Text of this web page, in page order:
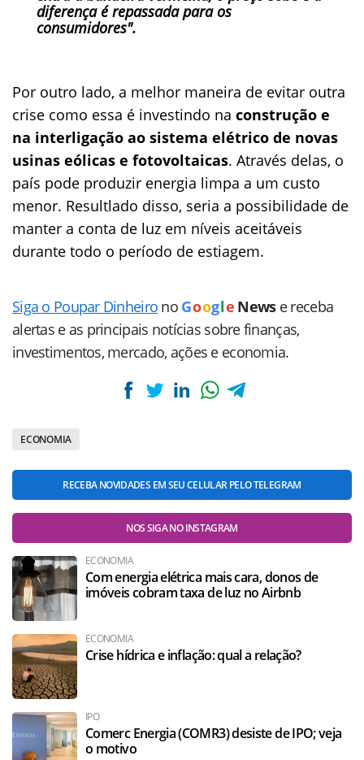
diferença é repassada para os
consumidores".
Por outro lado, a melhor maneira de evitar outra
crise como essa é investindo na construção e
na interligação ao sistema elétrico de novas
usinas eólicas e fotovoltaicas. Através delas, o
país pode produzir energia limpa a um custo
menor. Resultlado disso, seria a possibilidade de
manter a conta de luz em níveis aceitáveis
durante todo o período de estiagem.
Siga o Poupar Dinheiro no Goog le News e receba
alertas e as principais notícias sobre finanças,
investimentos, mercado, ações e economia.
ECONOMIA
RECEBA NOVIDADES EM SEU CELULAR PELO TELEGRAM
NOS SIGA NO INSTAGRAM
ECONOMIA
Com energia elétrica mais cara, donos de
imóveis cobram taxa de luz no Airbnb
ECONOMIA
Crise hídrica e inflação: qual a relação?
IPO
Comerc Energia (COMR3) desiste de IPO; veja
o motivo